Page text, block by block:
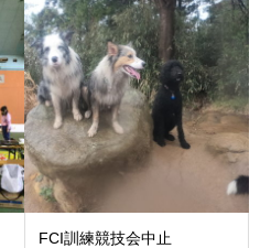
FCI訓練競技会中止